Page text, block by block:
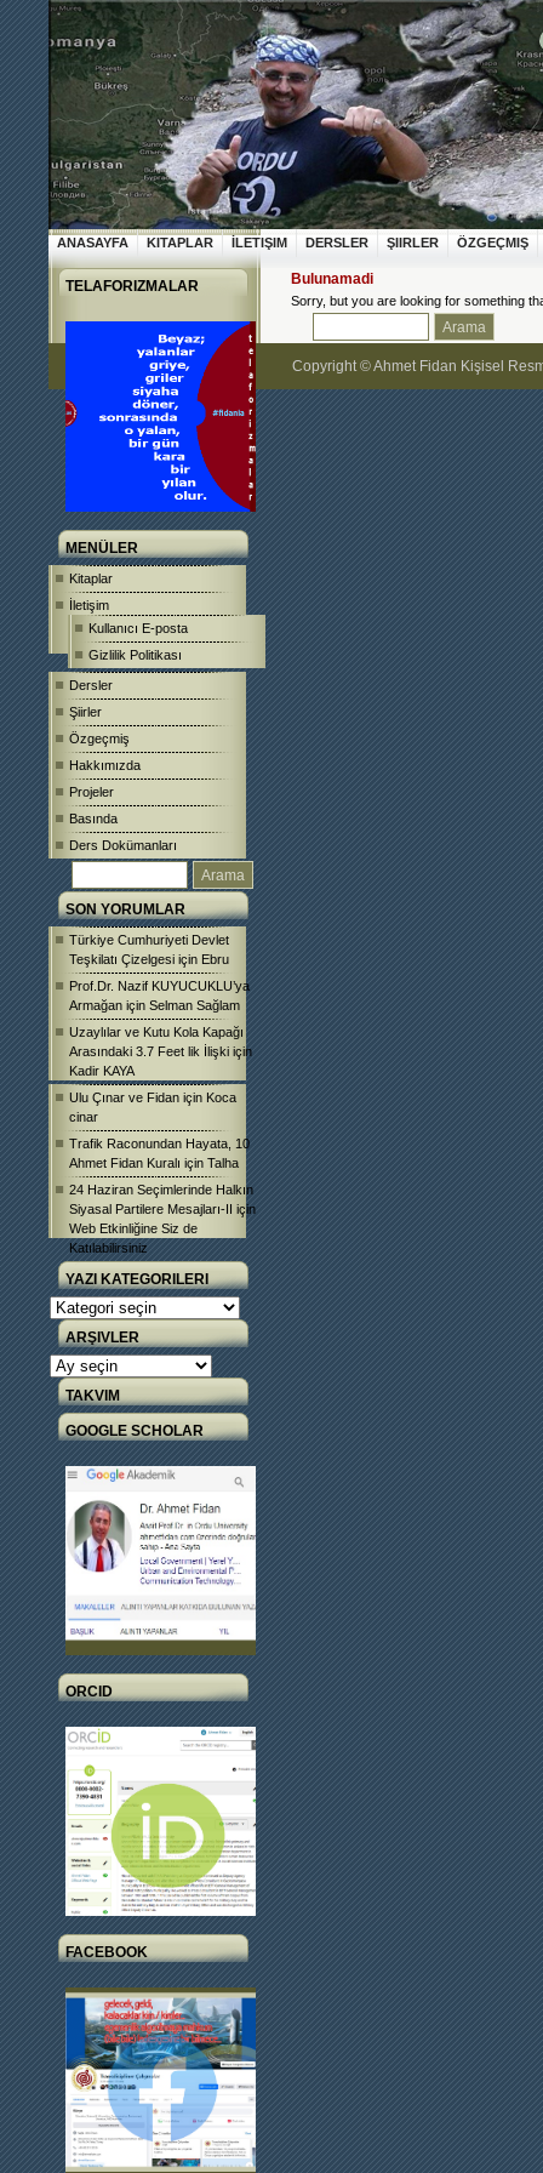
ANASAYFA KITAPLAR İLETIŞIM DERSLER ŞIIRLER ÖZGEÇMIŞ
TELAFORIZMALAR
MENÜLER
Kitaplar
İletişim
Kullanıcı E-posta
Gizlilik Politikası
Dersler
Şiirler
Özgeçmiş
Hakkımızda
Projeler
Basında
Ders Dokümanları
SON YORUMLAR
Türkiye Cumhuriyeti Devlet
Teşkilatı Çizelgesi için Ebru
Prof.Dr. Nazif KUYUCUKLU’ya
Armağan için Selman Sağlam
Uzaylılar ve Kutu Kola Kapağı
Arasındaki 3.7 Feet lik İlişki için
Kadir KAYA
Ulu Çınar ve Fidan için Koca
cinar
Trafik Raconundan Hayata, 10
Ahmet Fidan Kuralı için Talha
24 Haziran Seçimlerinde Halkın
Siyasal Partilere Mesajları-II için
Web Etkinliğine Siz de
Katılabilirsiniz
YAZI KATEGORILERI
Yazı
Kategorileri
ARŞIVLER
Arşivler
TAKVIM
GOOGLE SCHOLAR
ORCID
FACEBOOK
Bulunamadi
Sorry, but you are looking for something
Copyright © Ahmet Fidan Kişisel